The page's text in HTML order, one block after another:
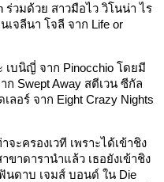
ร่วมด้วย สาวมือไว วิโนน่า ไร
เจลีนา โจลี จาก Life or
บนิญี่ จาก Pinocchio โดยมี
Swept Away สตีเวน ซีกัล
ลอร์ จาก Eight Crazy Nights
ะครองเวที เพราะได้เข้าชิง
าดารานำแล้ว เธอยังเข้าชิง
ดาบ เจมส์ บอนด์ ใน Die